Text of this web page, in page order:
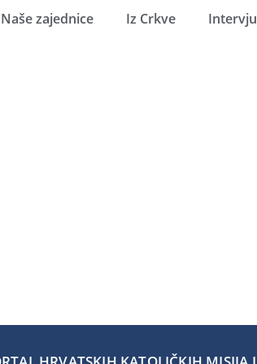
Naše zajednice Iz Crkve Intervju